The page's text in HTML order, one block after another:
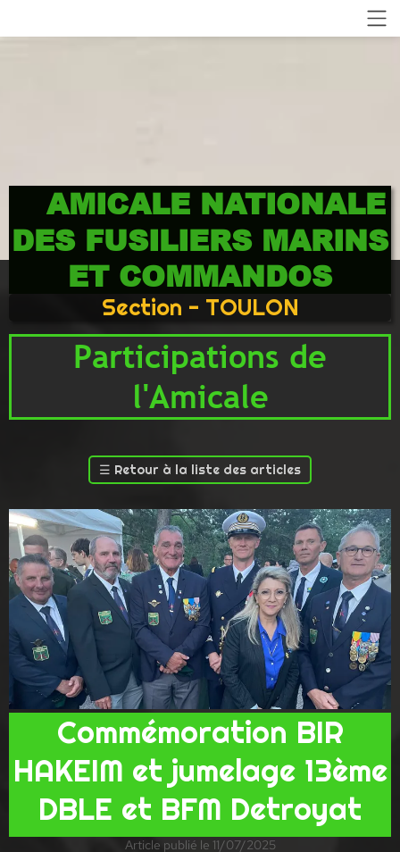
AMICALE NATIONALE
DES FUSILIERS MARINS
ET COMMANDOS
Section - TOULON
Participations de
l'Amicale
☰ Retour à la liste des articles
Commémoration BIR
HAKEIM et jumelage 13ème
DBLE et BFM Detroyat
Article publié le 11/07/2025